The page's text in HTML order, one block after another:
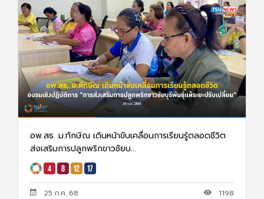
อพ.สธ. ม.ทักษิณ เดินหน้าขับเคลื่อนการเรียนรู้ตลอดชีวิต
ส่งเสริมการปลูกพริกขาวชัยบ...
25 ก.ค. 68 1198